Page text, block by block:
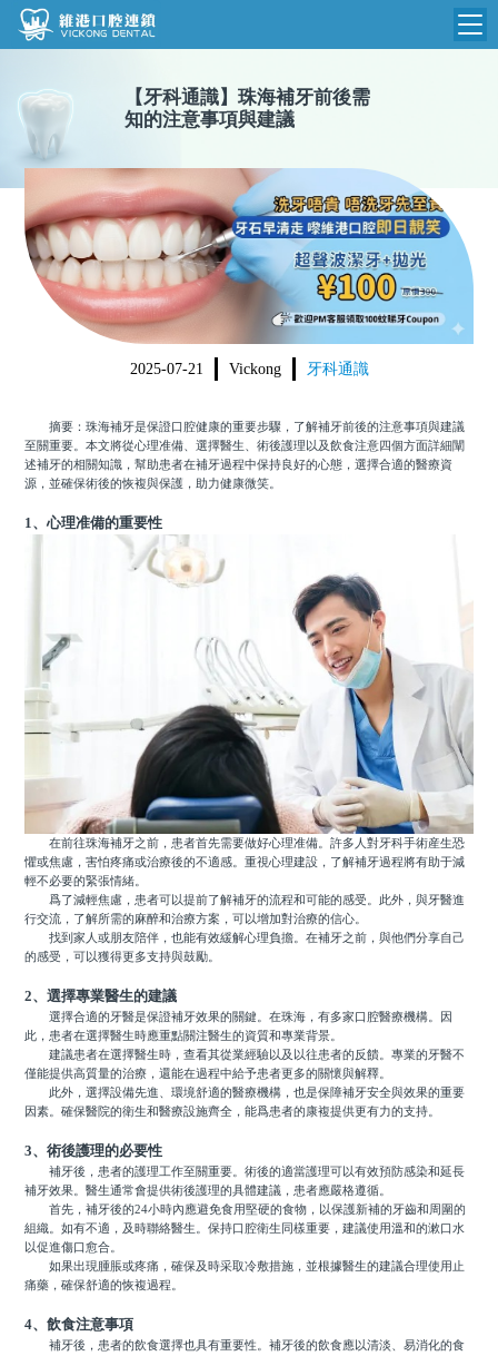
維港首頁
品牌介紹
環境設備
醫院新聞
收費標準
N
收費總表
植牙收費
根管收費
美學收費
箍牙收費
醫生團隊
門診時間
【 牙科通識】 珠海補牙前後需
知的注意事項與建議
2025-07-21 Vickong 牙科通識
摘要：珠海補牙是保證口腔健康的重要步驟，了解補牙前後的注意事項與建議
至關重要。本文將從心理准備、選擇醫生、術後護理以及飲食注意四個方面詳細闡
述補牙的相關知識，幫助患者在補牙過程中保持良好的心態，選擇合適的醫療資
源，並確保術後的恢複與保護，助力健康微笑。
1、心理准備的重要性
在前往珠海補牙之前，患者首先需要做好心理准備。許多人對牙科手術産生恐
懼或焦慮，害怕疼痛或治療後的不適感。重視心理建設，了解補牙過程將有助于減
輕不必要的緊張情緒。
爲了減輕焦慮，患者可以提前了解補牙的流程和可能的感受。此外，與牙醫進
行交流，了解所需的麻醉和治療方案，可以增加對治療的信心。
找到家人或朋友陪伴，也能有效緩解心理負擔。在補牙之前，與他們分享自己
的感受，可以獲得更多支持與鼓勵。
2、選擇專業醫生的建議
選擇合適的牙醫是保證補牙效果的關鍵。在珠海，有多家口腔醫療機構。因
此，患者在選擇醫生時應重點關注醫生的資質和專業背景。
建議患者在選擇醫生時，查看其從業經驗以及以往患者的反饋。專業的牙醫不
僅能提供高質量的治療，還能在過程中給予患者更多的關懷與解釋。
此外，選擇設備先進、環境舒適的醫療機構，也是保障補牙安全與效果的重要
因素。確保醫院的衛生和醫療設施齊全，能爲患者的康複提供更有力的支持。
3、術後護理的必要性
補牙後，患者的護理工作至關重要。術後的適當護理可以有效預防感染和延長
補牙效果。醫生通常會提供術後護理的具體建議，患者應嚴格遵循。
首先，補牙後的24小時內應避免食用堅硬的食物，以保護新補的牙齒和周圍的
組織。如有不適，及時聯絡醫生。保持口腔衛生同樣重要，建議使用溫和的漱口水
以促進傷口愈合。
如果出現腫脹或疼痛，確保及時采取冷敷措施，並根據醫生的建議合理使用止
痛藥，確保舒適的恢複過程。
4、飲食注意事項
補牙後，患者的飲食選擇也具有重要性。補牙後的飲食應以清淡、易消化的食